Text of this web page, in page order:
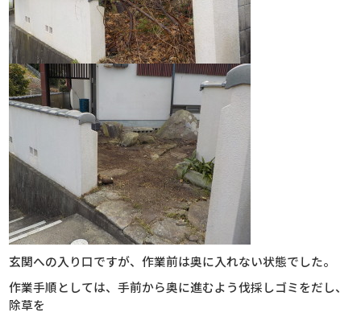
玄関への入り口ですが、作業前は奥に入れない状態でした。
作業手順としては、手前から奥に進むよう伐採しゴミをだし、
除草を